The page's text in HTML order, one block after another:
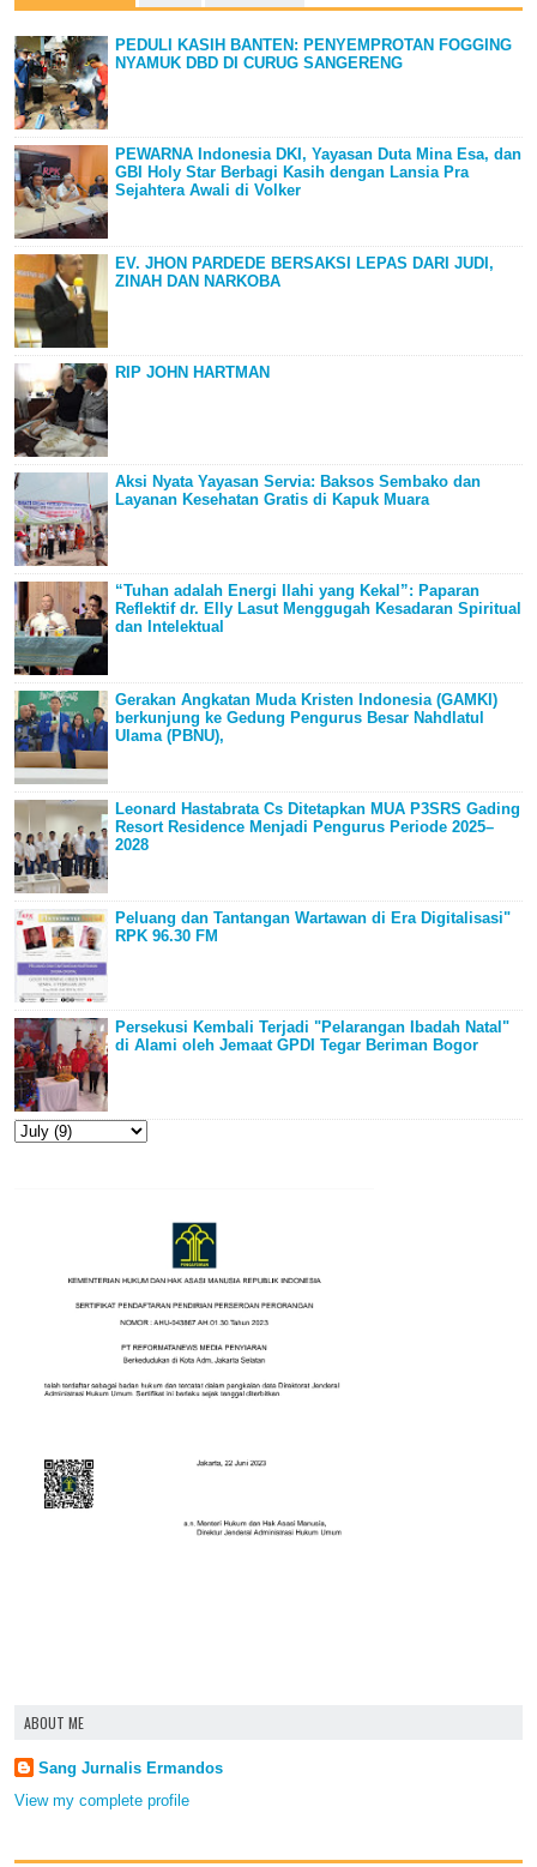
PEDULI KASIH BANTEN: PENYEMPROTAN FOGGING
NYAMUK DBD DI CURUG SANGERENG
PEWARNA Indonesia DKI, Yayasan Duta Mina Esa, dan
GBI Holy Star Berbagi Kasih dengan Lansia Pra
Sejahtera Awali di Volker
EV. JHON PARDEDE BERSAKSI LEPAS DARI JUDI,
ZINAH DAN NARKOBA
RIP JOHN HARTMAN
Aksi Nyata Yayasan Servia: Baksos Sembako dan
Layanan Kesehatan Gratis di Kapuk Muara
“Tuhan adalah Energi Ilahi yang Kekal”: Paparan
Reflektif dr. Elly Lasut Menggugah Kesadaran Spiritual
dan Intelektual
Gerakan Angkatan Muda Kristen Indonesia (GAMKI)
berkunjung ke Gedung Pengurus Besar Nahdlatul
Ulama (PBNU),
Leonard Hastabrata Cs Ditetapkan MUA P3SRS Gading
Resort Residence Menjadi Pengurus Periode 2025–
2028
Peluang dan Tantangan Wartawan di Era Digitalisasi"
RPK 96.30 FM
Persekusi Kembali Terjadi "Pelarangan Ibadah Natal"
di Alami oleh Jemaat GPDI Tegar Beriman Bogor
ABOUT ME
Sang Jurnalis Ermandos
View my complete profile